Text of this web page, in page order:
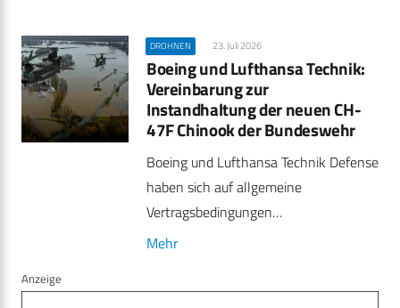
DROHNEN 23. Juli 2026
Boeing und Lufthansa Technik:
Vereinbarung zur
Instandhaltung der neuen CH-
47F Chinook der Bundeswehr
Boeing und Lufthansa Technik Defense
haben sich auf allgemeine
Vertragsbedingungen…
Mehr
Anzeige